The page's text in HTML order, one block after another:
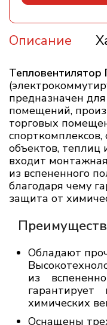
Описание
предназначен
помещений,
торговых
спорткомплексов,
объектов, теплиц
входит
из вспененного
благодаря чему
защита от
Обладают
из
химических
Оснащены